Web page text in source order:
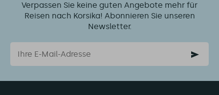
Verpassen Sie keine guten Angebote mehr für
Reisen nach Korsika! Abonnieren Sie unseren
Newsletter.
Email